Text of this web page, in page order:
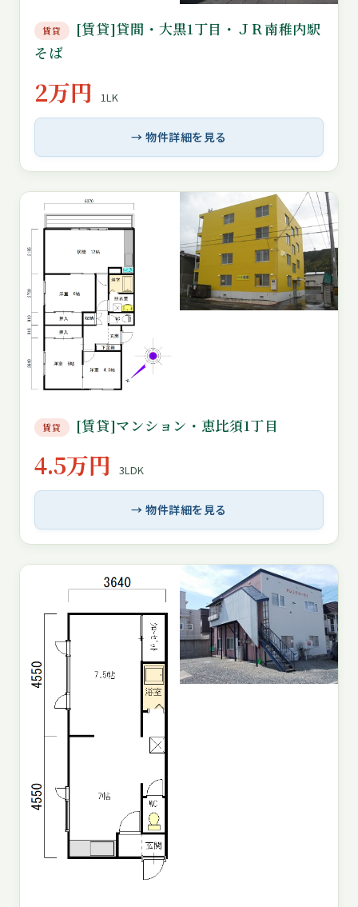
賃貸
[賃貸]貸間・大黒1丁目・ＪＲ南稚内駅
そば
2万円 1LK
→ 物件詳細を見る
賃貸 [賃貸]マンション・恵比須1丁目
4.5万円 3LDK
→ 物件詳細を見る